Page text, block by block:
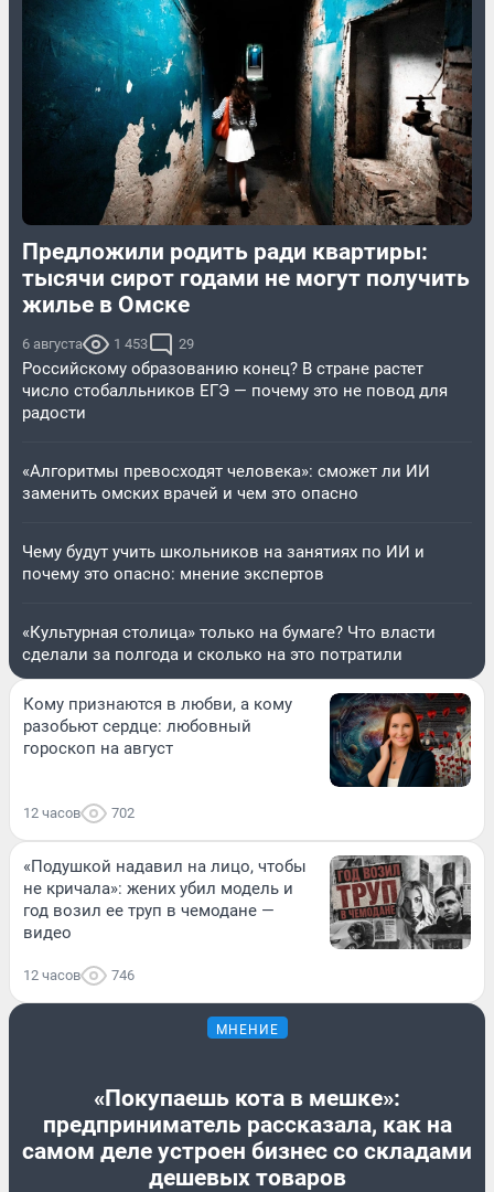
Предложили родить ради квартиры:
тысячи сирот годами не могут получить
жилье в Омске
6 августа 1 453 29
Российскому образованию конец? В стране растет
число стобалльников ЕГЭ — почему это не повод для
радости
«Алгоритмы превосходят человека»: сможет ли ИИ
заменить омских врачей и чем это опасно
Чему будут учить школьников на занятиях по ИИ и
почему это опасно: мнение экспертов
«Культурная столица» только на бумаге? Что власти
сделали за полгода и сколько на это потратили
Кому признаются в любви, а кому
разобьют сердце: любовный
гороскоп на август
12 часов 702
«Подушкой надавил на лицо, чтобы
не кричала»: жених убил модель и
год возил ее труп в чемодане —
видео
12 часов 746
МНЕНИЕ
«Покупаешь кота в мешке»:
предприниматель рассказала, как на
самом деле устроен бизнес со складами
дешевых товаров